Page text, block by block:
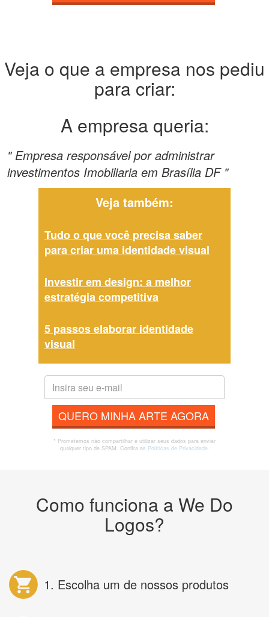
Veja o que a empresa nos pediu
para criar:
A empresa queria:
" Empresa responsável por administrar
investimentos Imobiliaria em Brasília DF "
Veja também:
Tudo o que você precisa saber
para criar uma identidade visual
Investir em design: a melhor
estratégia competitiva
5 passos elaborar identidade
visual
QUERO MINHA ARTE AGORA
* Prometemos não compartilhar e utilizar seus dados para enviar
qualquer tipo de SPAM. Confira as Políticas de Privacidade.
Como funciona a We Do
Logos?
1. Escolha um de nossos produtos